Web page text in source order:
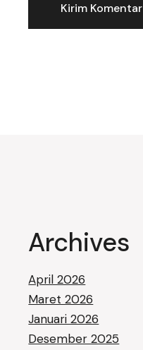
Kirim Komentar
Archives
April 2026
Maret 2026
Januari 2026
Desember 2025